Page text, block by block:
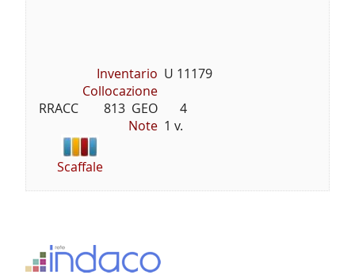
Inventario U 11179
Collocazione
RRACC        813  GEO       4
Note 1 v.
Scaffale